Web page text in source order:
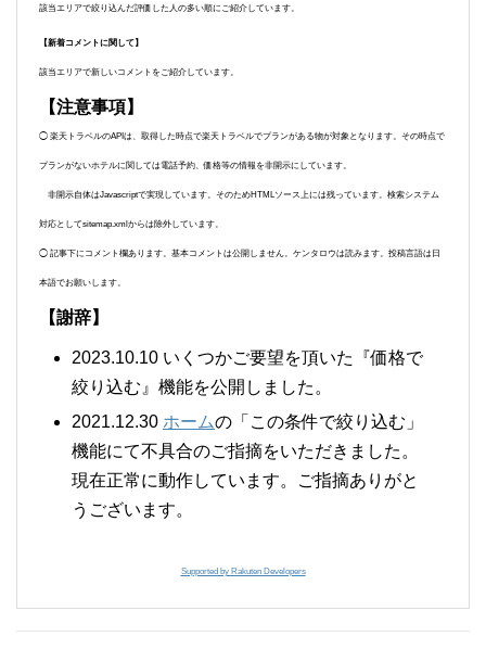
該当エリアで絞り込んだ評価した人の多い順にご紹介しています。
【新着コメントに関して】
該当エリアで新しいコメントをご紹介しています。
【注意事項】
◯ 楽天トラベルのAPIは、取得した時点で楽天トラベルでプランがある物が対象となります。その時点で
プランがないホテルに関しては電話予約、価格等の情報を非開示にしています。
非開示自体はJavascriptで実現しています。そのためHTMLソース上には残っています。検索システム
対応としてsitemap.xmlからは除外しています。
◯ 記事下にコメント欄あります。基本コメントは公開しません。ケンタロウは読みます。投稿言語は日
本語でお願いします。
【謝辞】
2023.10.10 いくつかご要望を頂いた『価格で
絞り込む』機能を公開しました。
2021.12.30 ホームの「この条件で絞り込む」
機能にて不具合のご指摘をいただきました。
現在正常に動作しています。ご指摘ありがと
うございます。
Supported by Rakuten Developers